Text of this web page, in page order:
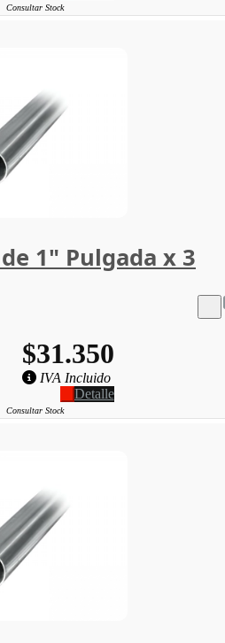
Consultar Stock
1" Pulgada x 3
$31.350
IVA Incluido
Detalle
Consultar Stock